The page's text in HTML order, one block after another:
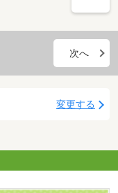
次へ
変更する